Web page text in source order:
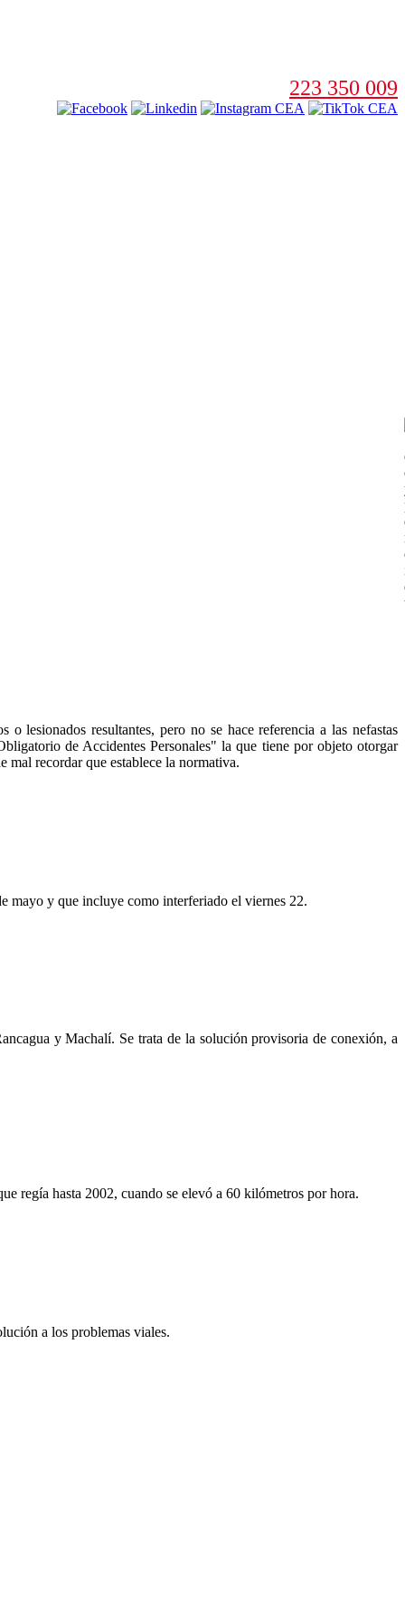
223 350 009
lesionados resultantes, pero no se hace referencia a las nefastas
de Accidentes Personales" la que tiene por objeto otorgar
mal recordar que establece la normativa.
mayo y que incluye como interferiado el viernes 22.
y Machalí. Se trata de la solución provisoria de conexión, a
regía hasta 2002, cuando se elevó a 60 kilómetros por hora.
a los problemas viales.